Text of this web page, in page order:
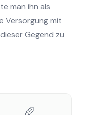
man ihn als
Versorgung mit
Gegend zu
🥖